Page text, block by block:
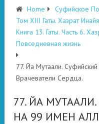
Home
Суфийское
Том XIII Гаты. Хазрат
Книга 13. Гаты. Часть 6.
Повседневная жизнь
77. Йа Мутаали.
Врачеватели Сердца.
77. ЙА
НА 99 ИМЕН